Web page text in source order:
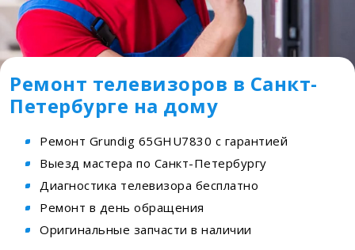
Ремонт телевизоров в Санкт-
Петербурге на дому
Ремонт Grundig 65GHU7830 с гарантией
Выезд мастера по Санкт-Петербургу
Диагностика телевизора бесплатно
Ремонт в день обращения
Оригинальные запчасти в наличии